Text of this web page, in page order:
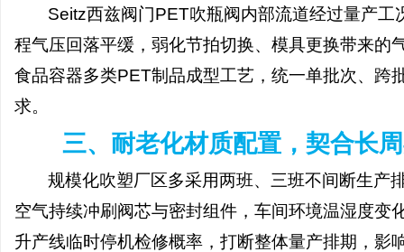
Seitz西兹阀门PET吹瓶阀内部流道经过量产
程气压回落平缓，弱化节拍切换、模具更换带来的
食品容器多类PET制品成型工艺，统一单批次、跨
求。
三、耐老化材质配置，契合长
规模化吹塑厂区多采用两班、三班不间断生产
空气持续冲刷阀芯与密封组件，车间环境温湿度变
升产线临时停机检修概率，打断整体量产排期，影